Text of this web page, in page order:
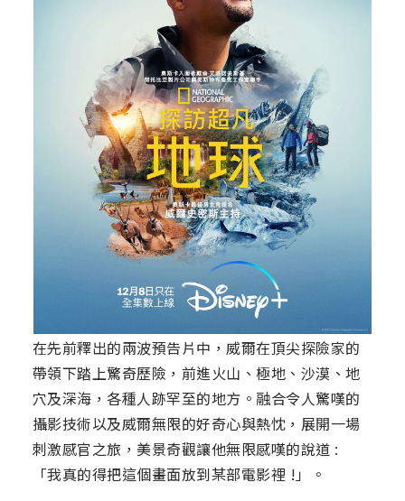
在先前釋出的兩波預告片中，威爾在頂尖探險家的
帶領下踏上驚奇歷險，前進火山、極地、沙漠、地
穴及深海，各種人跡罕至的地方。融合令人驚嘆的
攝影技術以及威爾無限的好奇心與熱忱，展開一場
刺激感官之旅，美景奇觀讓他無限感嘆的說道 :
「我真的得把這個畫面放到某部電影裡 !」。